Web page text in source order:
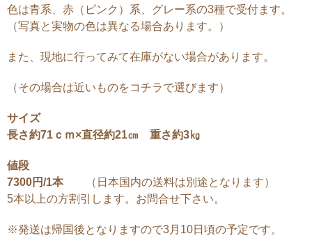
色は青系、赤（ピンク）系、グレー系の3種で受付ます。
（写真と実物の色は異なる場合あります。）
また、現地に行ってみて在庫がない場合があります。
（その場合は近いものをコチラで選びます）
サイズ
長さ約71ｃｍ×直径約21㎝ 重さ約3㎏
値段
7300円/1本
（日本国内の送料は別途となります）
5本以上の方割引します。お問合せ下さい。
※発送は帰国後となりますので3月10日頃の予定です。